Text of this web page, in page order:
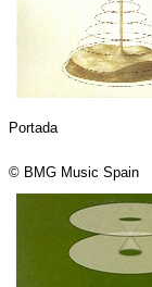
Portada
© BMG Music Spain